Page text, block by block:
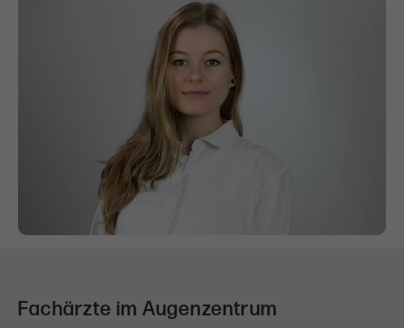
Fachärzte im Augenzentrum